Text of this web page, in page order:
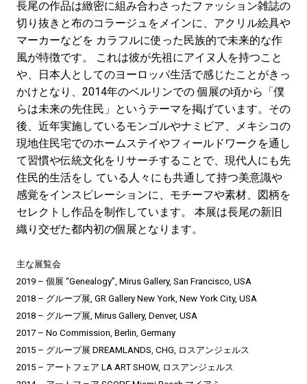
長尾の作品は緻密に組み合わさったファッション雑誌の
切り抜きと布のコラージュをメインに、アクリル絵具や
マーカーなどを カラフルに使った民族的で未来的な作
風が特徴です。 これは彼が先祖にアイヌ人を持つこと
や、日本人としてのヨーロッパ生活で感じたことがきっ
かけとなり、2014年のベルリンでの 個展の頃から「僕
らは未来の先住民」というテーマを掲げています。その
後、近年実施しているモンゴルやナミビア、メキシコの
現地住民宅でのホームステイやフィールドワークを通し
て習慣や伝統文化をリサーチすることで、現代人にも先
住民的生活をし ている人々にも共通して持つ美意識や
感覚をインスピレーションに、モチーフや素材、図柄を
セレクトし作品を制作しています。 本展は長尾の新旧
織り交ぜた都内初の個展となります。
主な展覧会
2019 – 個展 “Genealogy”, Mirus Gallery, San Francisco, USA
2018 – グループ展, GR Gallery New York, New York City, USA
2018 – グループ展, Mirus Gallery, Denver, USA
2017 – No Commission, Berlin, Germany
2015 – グループ展 DREAMLANDS, CHG, ロスアンジェルス
2015 – アートフェア LA ART SHOW, ロスアンジェルス